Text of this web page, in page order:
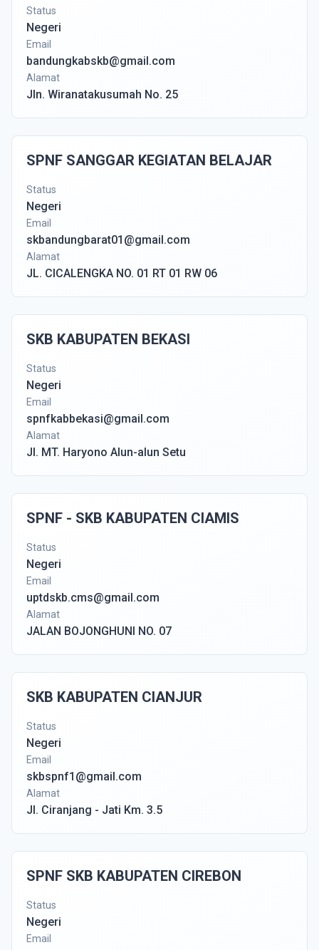
Status
Negeri
Email
bandungkabskb@gmail.com
Alamat
Jln. Wiranatakusumah No. 25
SPNF SANGGAR KEGIATAN BELAJAR
Status
Negeri
Email
skbandungbarat01@gmail.com
Alamat
JL. CICALENGKA NO. 01 RT 01 RW 06
SKB KABUPATEN BEKASI
Status
Negeri
Email
spnfkabbekasi@gmail.com
Alamat
Jl. MT. Haryono Alun-alun Setu
SPNF - SKB KABUPATEN CIAMIS
Status
Negeri
Email
uptdskb.cms@gmail.com
Alamat
JALAN BOJONGHUNI NO. 07
SKB KABUPATEN CIANJUR
Status
Negeri
Email
skbspnf1@gmail.com
Alamat
Jl. Ciranjang - Jati Km. 3.5
SPNF SKB KABUPATEN CIREBON
Status
Negeri
Email